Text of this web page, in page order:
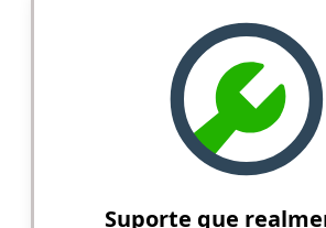
Suporte que